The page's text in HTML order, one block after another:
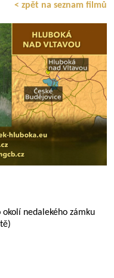
< zpět na seznam filmů
nedalekého zámku